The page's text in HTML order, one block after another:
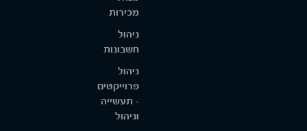
מכירות
ניהול
חשבונות
ניהול
פרוייקטים
- תעשייה
וניהול